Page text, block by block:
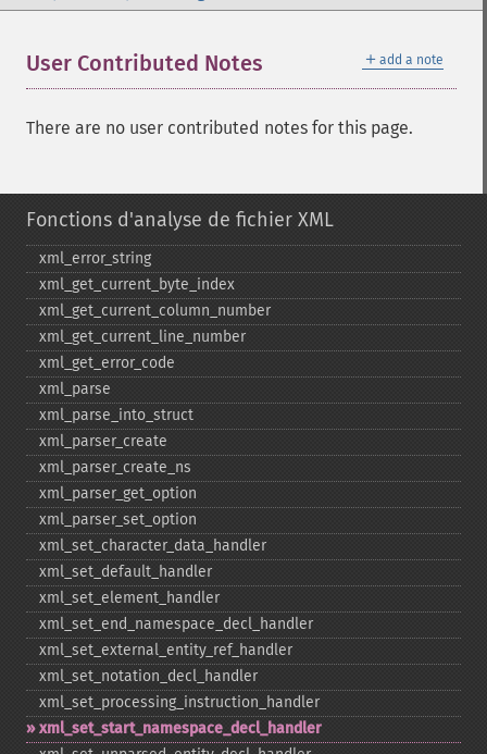
＋ add a note
User Contributed Notes
There are no user contributed notes for this page.
Fonctions d'analyse de fichier XML
xml_​error_​string
xml_​get_​current_​byte_​index
xml_​get_​current_​column_​number
xml_​get_​current_​line_​number
xml_​get_​error_​code
xml_​parse
xml_​parse_​into_​struct
xml_​parser_​create
xml_​parser_​create_​ns
xml_​parser_​get_​option
xml_​parser_​set_​option
xml_​set_​character_​data_​handler
xml_​set_​default_​handler
xml_​set_​element_​handler
xml_​set_​end_​namespace_​decl_​handler
xml_​set_​external_​entity_​ref_​handler
xml_​set_​notation_​decl_​handler
xml_​set_​processing_​instruction_​handler
xml_​set_​start_​namespace_​decl_​handler